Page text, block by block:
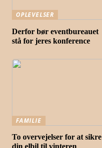
OPLEVELSER
Derfor bør eventbureauet
stå for jeres konference
FAMILIE
To overvejelser for at sikre